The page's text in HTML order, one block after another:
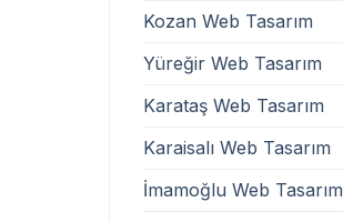
Kozan Web Tasarım
Yüreğir Web Tasarım
Karataş Web Tasarım
Karaisalı Web Tasarım
İmamoğlu Web Tasarım